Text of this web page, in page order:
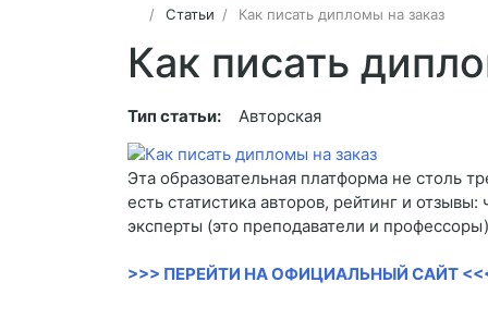
Статьи Как писать дипломы на заказ
Как писать
Тип статьи: Авторская
Эта образовательная платформа не столь
есть статистика авторов, рейтинг и
эксперты (это преподаватели и
>>> ПЕРЕЙТИ НА ОФИЦИАЛЬНЫЙ САЙТ